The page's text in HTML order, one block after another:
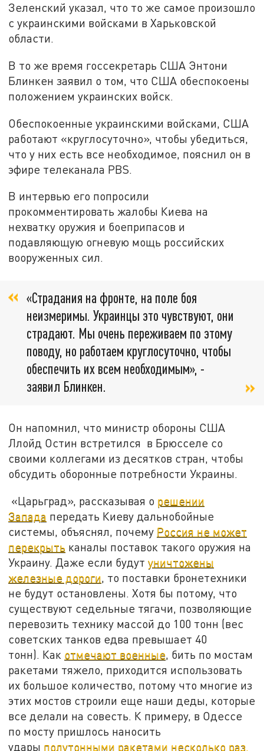
Зеленский указал, что то же самое произошло
с украинскими войсками в Харьковской
области.
В то же время госсекретарь США Энтони
Блинкен заявил о том, что США обеспокоены
положением украинских войск.
Обеспокоенные украинскими войсками, США
работают «круглосуточно», чтобы убедиться,
что у них есть все необходимое, пояснил он в
эфире телеканала PBS.
В интервью его попросили
прокомментировать жалобы Киева на
нехватку оружия и боеприпасов и
подавляющую огневую мощь российских
вооруженных сил.
«Страдания на фронте, на поле боя
неизмеримы. Украинцы это чувствуют, они
страдают. Мы очень переживаем по этому
поводу, но работаем круглосуточно, чтобы
обеспечить их всем необходимым», -
заявил Блинкен.
Он напомнил, что министр обороны США
Ллойд Остин встретился в Брюсселе со
своими коллегами из десятков стран, чтобы
обсудить оборонные потребности Украины.
«Царьград», рассказывая о решении
Запада передать Киеву дальнобойные
системы, объяснял, почему Россия не может
перекрыть каналы поставок такого оружия на
Украину. Даже если будутуничтожены
железные дороги, то поставки бронетехники
не будут остановлены. Хотя бы потому, что
существуют седельные тягачи, позволяющие
перевозить технику массой до 100 тонн (вес
советских танков едва превышает 40
тонн). Как отмечают военные, бить по мостам
ракетами тяжело, приходится использовать
их большое количество, потому что многие из
этих мостов строили еще наши деды, которые
все делали на совесть. К примеру, в Одессе
по мосту пришлось наносить
удары полутонными ракетами несколько раз.